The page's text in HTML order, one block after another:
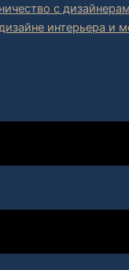
с
интерьера и